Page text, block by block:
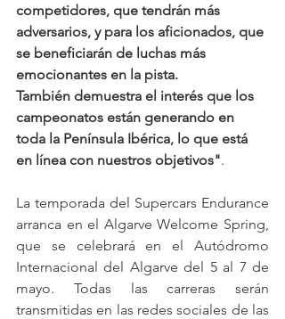
competidores, que tendrán más
adversarios, y para los aficionados, que
se beneficiarán de luchas más
emocionantes en la pista.
También demuestra el interés que los
campeonatos están generando en
toda la Península Ibérica, lo que está
en línea con nuestros objetivos".
La temporada del Supercars Endurance
arranca en el Algarve Welcome Spring,
que se celebrará en el Autódromo
Internacional del Algarve del 5 al 7 de
mayo. Todas las carreras serán
transmitidas en las redes sociales de las